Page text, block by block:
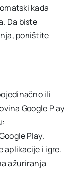
kada
Da biste
poništite
ili
Google Play
Play.
aplikacije i igre.
ažuriranja